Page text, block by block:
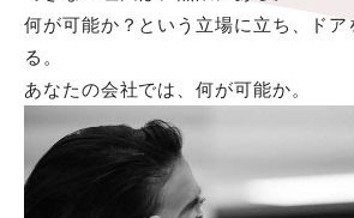
何が可能か？という立場に立ち、ドア
る。
あなたの会社では、何が可能か。